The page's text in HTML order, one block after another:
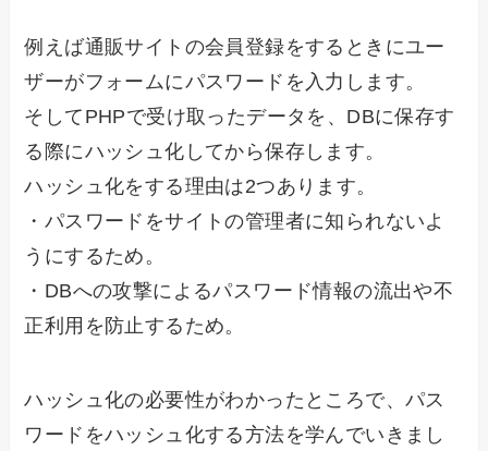
例えば通販サイトの会員登録をするときにユー
ザーがフォームにパスワードを入力します。
そしてPHPで受け取ったデータを、DBに保存す
る際にハッシュ化してから保存します。
ハッシュ化をする理由は2つあります。
・パスワードをサイトの管理者に知られないよ
うにするため。
・DBへの攻撃によるパスワード情報の流出や不
正利用を防止するため。
ハッシュ化の必要性がわかったところで、パス
ワードをハッシュ化する方法を学んでいきまし